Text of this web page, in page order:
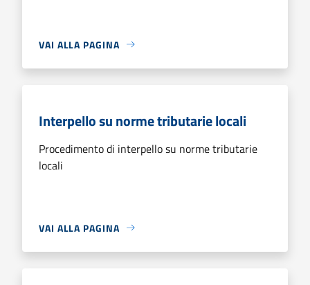
VAI ALLA PAGINA
Interpello su norme tributarie locali
Procedimento di interpello su norme tributarie
locali
VAI ALLA PAGINA